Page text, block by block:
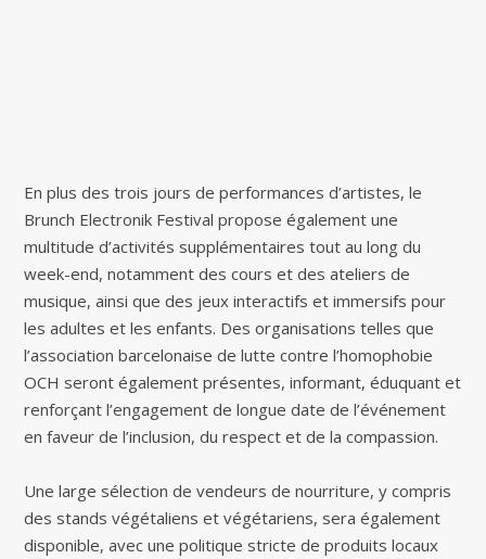
En plus des trois jours de performances d’artistes, le
Brunch Electronik Festival propose également une
multitude d’activités supplémentaires tout au long du
week-end, notamment des cours et des ateliers de
musique, ainsi que des jeux interactifs et immersifs pour
les adultes et les enfants. Des organisations telles que
l’association barcelonaise de lutte contre l’homophobie
OCH seront également présentes, informant, éduquant et
renforçant l’engagement de longue date de l’événement
en faveur de l’inclusion, du respect et de la compassion.
Une large sélection de vendeurs de nourriture, y compris
des stands végétaliens et végétariens, sera également
disponible, avec une politique stricte de produits locaux